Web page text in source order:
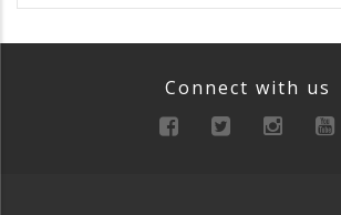
Connect with us